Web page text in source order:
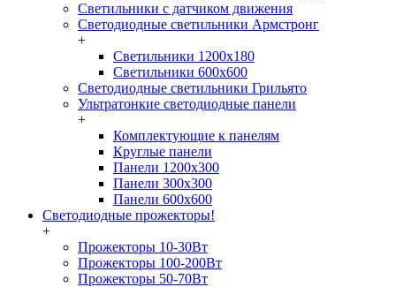
Светильники с датчиком движения
Светодиодные светильники Армстронг
+
Светильники 1200х180
Светильники 600х600
Светодиодные светильники Грильято
Ультратонкие светодиодные панели
+
Комплектующие к панелям
Круглые панели
Панели 1200х300
Панели 300х300
Панели 600х600
Светодиодные прожекторы!
+
Прожекторы 10-30Вт
Прожекторы 100-200Вт
Прожекторы 50-70Вт